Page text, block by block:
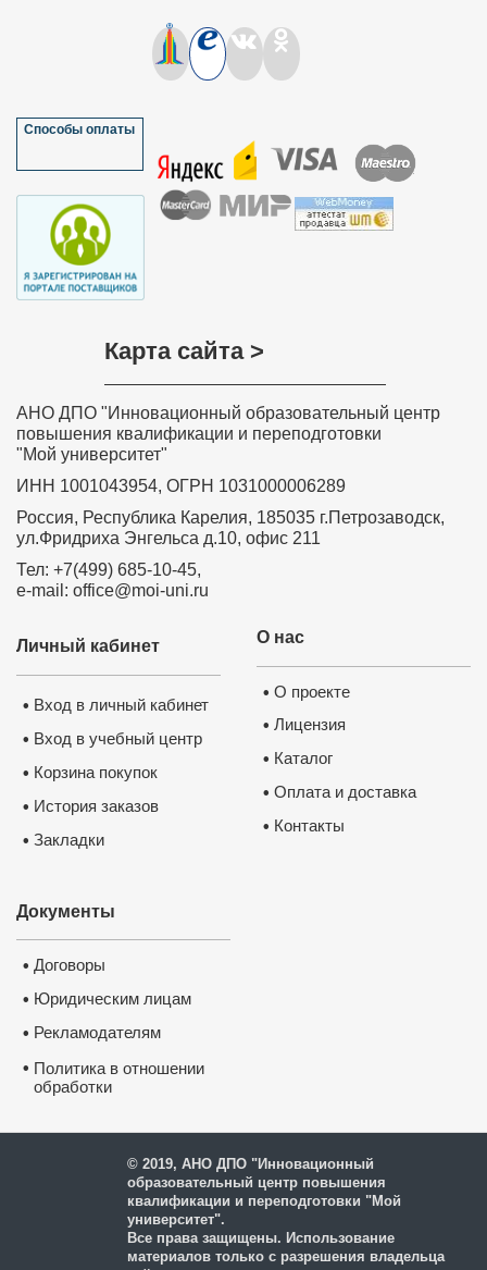
Партнеры
Способы оплаты
Карта сайта >
АНО ДПО "Инновационный образовательный центр
повышения квалификации и переподготовки
"Мой университет"
ИНН 1001043954, ОГРН 1031000006289
Россия, Республика Карелия, 185035 г.Петрозаводск,
ул.Фридриха Энгельса д.10, офис 211
Тел: +7(499) 685-10-45,
e-mail: office@moi-uni.ru
О нас
• О проекте
• Лицензия
• Каталог
• Оплата и доставка
• Контакты
Личный кабинет
• Вход в личный кабинет
• Вход в учебный центр
• Корзина покупок
• История заказов
• Закладки
Документы
• Договоры
• Юридическим лицам
• Рекламодателям
• Политика в отношении
обработки
© 2019, АНО ДПО "Инновационный
образовательный центр повышения
квалификации и переподготовки "Мой
университет".
Все права защищены. Использование
материалов только с разрешения владельца